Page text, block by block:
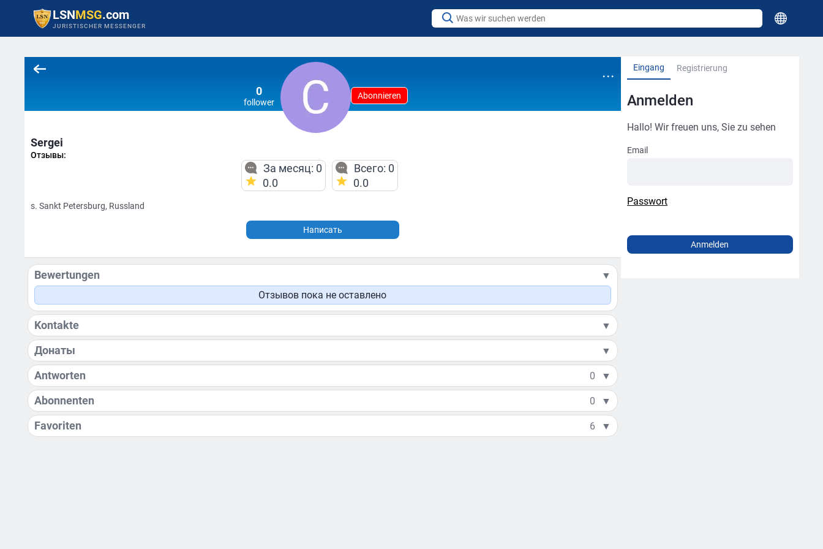
LSNMSG.com
JURISTISCHER MESSENGER
Eingang Registrierung
Anmelden
Hallo! Wir freuen uns, Sie zu sehen
Email
Passwort
0
follower
Abonnieren
...
Sergei
Отзывы:
За месяц: 0
0.0
Всего: 0
0.0
s. Sankt Petersburg, Russland
Написать
Bewertungen
▼
Отзывов пока не оставлено
Kontakte ▼
Донаты ▼
Antworten 0 ▼
Abonnenten 0 ▼
Favoriten 6 ▼